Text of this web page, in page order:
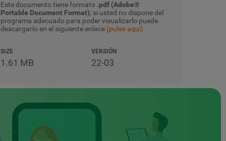
Este documento tiene formato .pdf (Adobe®
Portable Document Format); si usted no dispone del
programa adecuado para poder visualizarlo puede
descargarlo en el siguiente enlace (pulse aquí)
SIZE
1.61 MB
VERSIÓN
22-03